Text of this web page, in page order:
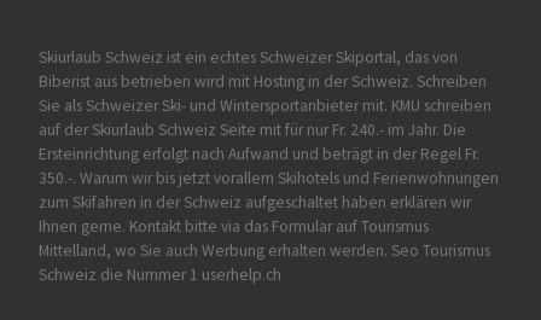
Skiurlaub Schweiz ist ein echtes Schweizer Skiportal, das von
Biberist aus betrieben wird mit Hosting in der Schweiz. Schreiben
Sie als Schweizer Ski- und Wintersportanbieter mit. KMU schreiben
auf der Skiurlaub Schweiz Seite mit für nur Fr. 240.- im Jahr. Die
Ersteinrichtung erfolgt nach Aufwand und beträgt in der Regel Fr.
350.-. Warum wir bis jetzt vorallem Skihotels und Ferienwohnungen
zum Skifahren in der Schweiz aufgeschaltet haben erklären wir
Ihnen gerne. Kontakt bitte via das Formular aufTourismus
Mittelland, wo Sie auch Werbung erhalten werden. Seo Tourismus
Schweiz die Nummer 1 userhelp.ch